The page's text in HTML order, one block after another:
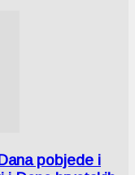
pobjede i